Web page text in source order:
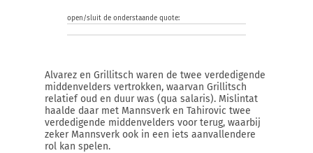
open/sluit de onderstaande quote:
Alvarez en Grillitsch waren de twee verdedigende
middenvelders vertrokken, waarvan Grillitsch
relatief oud en duur was (qua salaris). Mislintat
haalde daar met Mannsverk en Tahirovic twee
verdedigende middenvelders voor terug, waarbij
zeker Mannsverk ook in een iets aanvallendere
rol kan spelen.